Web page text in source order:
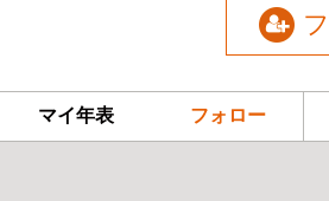
マイ年表 フォロー